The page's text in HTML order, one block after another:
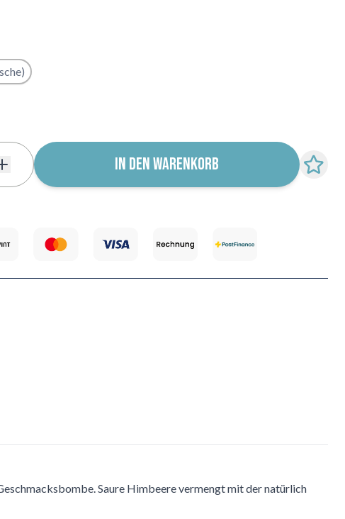
IN DEN WARENKORB
Saure Himbeere vermengt mit der natürlich